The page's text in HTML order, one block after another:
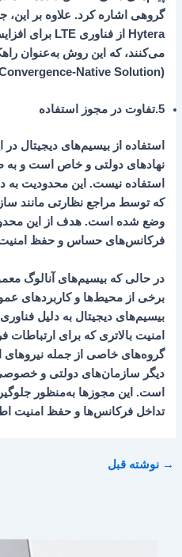
گروهی اشاره کرد. علاوه بر این،
Hytera از فناوری LTE برای افزایش
می‌کنند، که این روش به‌عنوان
(Convergence-Native Solution)
5.تفاوت در مجوز استفاده
استفاده از بیسیم‌های دیجیتال
نهادهای دولتی و خاص است و به
استفاده نیست. این محدودیت
که توسط مراجع نظارتی مانند
وضع شده است. هدف از این
فرکانس‌های حساس و حفظ
در حالی که بیسیم‌های آنالوگ
برخی از محیط‌ها و کاربردهای
بیسیم‌های دیجیتال به دلیل
امنیت بالاتری که برای ارتباطات
گروه‌های خاصی از جمله نیروهای
دیگر سازمان‌های دولتی و خصوصی
است. این مجوزها به‌منظور
تداخل فرکانس‌ها و حفظ امنیت
→ نوشته قبل